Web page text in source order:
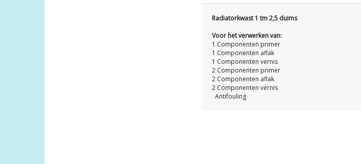
Radiatorkwast 1 tm 2,5 duims
Voor het verwerken van:
1 Componenten primer
1 Componenten aflak
1 Componenten vernis
2 Componenten primer
2 Componenten aflak
2 Componenten vernis
Antifouling